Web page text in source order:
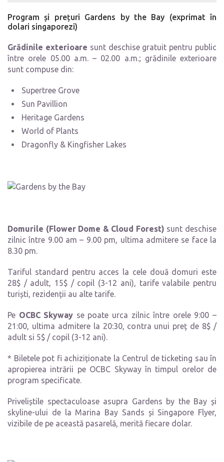
Program și prețuri Gardens by the Bay (exprimat în
dolari singaporezi)
Grădinile exterioare sunt deschise gratuit pentru public
între orele 05.00 a.m. – 02.00 a.m.; grădinile exterioare
sunt compuse din:
Supertree Grove
Sun Pavillion
Heritage Gardens
World of Plants
Dragonfly & Kingfisher Lakes
Domurile (Flower Dome & Cloud Forest) sunt deschise
zilnic între 9.00 am – 9.00 pm, ultima admitere se face la
8.30 pm.
Tariful standard pentru acces la cele două domuri este
28$ / adult, 15$ / copil (3-12 ani), tarife valabile pentru
turiști, rezidenții au alte tarife.
Pe OCBC Skyway se poate urca zilnic între orele 9:00 –
21:00, ultima admitere la 20:30, contra unui preț de 8$ /
adult si 5$ / copil (3-12 ani).
* Biletele pot fi achiziționate la Centrul de ticketing sau în
apropierea intrării pe OCBC Skyway în timpul orelor de
program specificate.
Priveliștile spectaculoase asupra Gardens by the Bay și
skyline-ului de la Marina Bay Sands și Singapore Flyer,
vizibile de pe această pasarelă, merită fiecare dolar.